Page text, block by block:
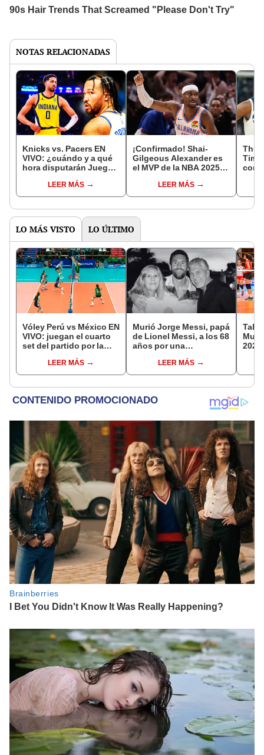
NOTAS RELACIONADAS
Knicks vs. Pacers EN
VIVO: ¿cuándo y a qué
hora disputarán Juego 2
LEER MÁS
¡Confirmado! Shai-
Gilgeous Alexander es
el MVP de la NBA 2025:
no nació en EEUU
LEER MÁS
con
LO MÁS VISTO LO ÚLTIMO
Vóley Perú vs México EN
VIVO: juegan el cuarto
set del partido por la
17 2026LEER MÁS
Murió Jorge Messi, papá
de Lionel Messi, a los 68
años por una
LEER MÁS